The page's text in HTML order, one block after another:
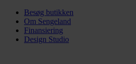
Besøg butikken
Om Sengeland
Finansiering
Design Studio